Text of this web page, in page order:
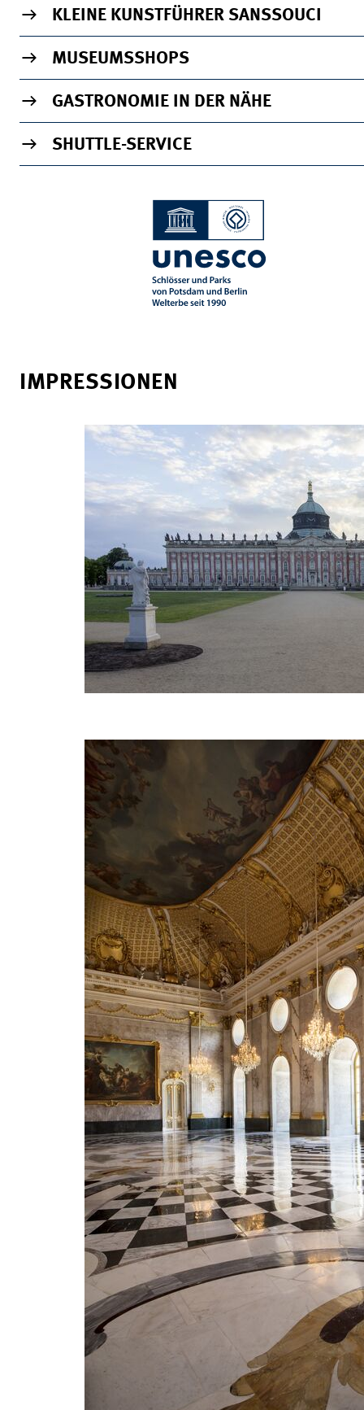
KLEINE KUNSTFÜHRER SANSSOUCI
MUSEUMSSHOPS
GASTRONOMIE IN DER NÄHE
SHUTTLE-SERVICE
IMPRESSIONEN